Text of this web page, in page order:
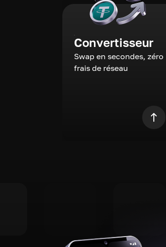
Convertisseur
Swap en secondes, zéro
frais de réseau